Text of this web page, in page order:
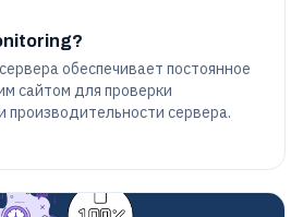
обеспечивает постоянное
сайтом для проверки
производительности сервера.